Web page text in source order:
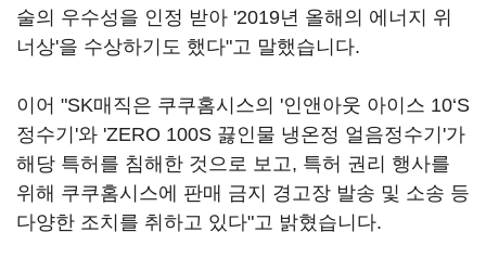
술의 우수성을 인정 받아 '2019년 올해의 에너지 위
너상'을 수상하기도 했다"고 말했습니다.
이어 "SK매직은 쿠쿠홈시스의 '인앤아웃 아이스 10‘S
정수기'와 'ZERO 100S 끓인물 냉온정 얼음정수기'가
해당 특허를 침해한 것으로 보고, 특허 권리 행사를
위해 쿠쿠홈시스에 판매 금지 경고장 발송 및 소송 등
다양한 조치를 취하고 있다"고 밝혔습니다.